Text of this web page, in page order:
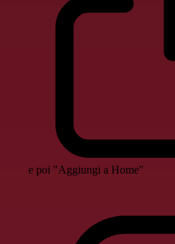
e poi "Aggiungi a Home"